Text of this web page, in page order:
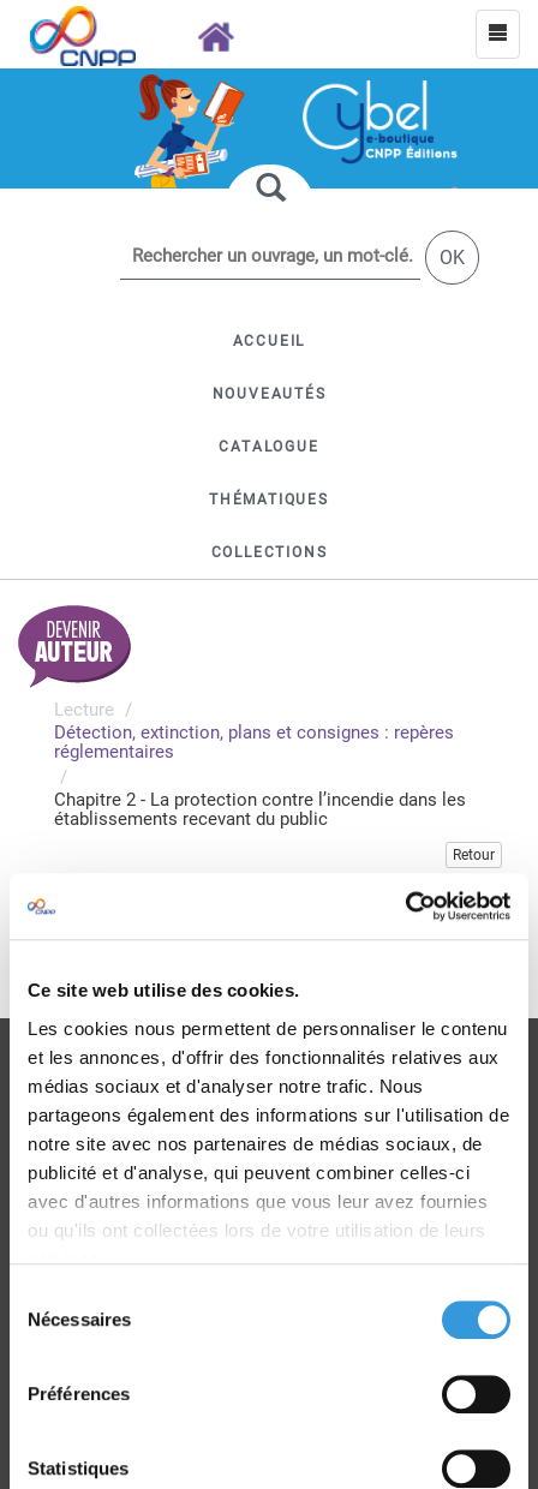
Ce site web utilise des cookies.
Les cookies nous permettent de personnaliser le contenu
et les annonces, d'offrir des fonctionnalités relatives aux
médias sociaux et d'analyser notre trafic. Nous
partageons également des informations sur l'utilisation de
notre site avec nos partenaires de médias sociaux, de
publicité et d'analyse, qui peuvent combiner celles-ci
avec d'autres informations que vous leur avez fournies
ou qu'ils ont collectées lors de votre utilisation de leurs
Nécessaires
Préférences
Statistiques
OK
ACCUEIL
NOUVEAUTÉS
CATALOGUE
THÉMATIQUES
COLLECTIONS
Lecture
Détection, extinction, plans et consignes : repères
réglementaires
Chapitre 2 - La protection contre l’incendie dans les
établissements recevant du public
Retour
Veuillez vous connecter pour accéder à cette publication
Livraison
dans le monde entier